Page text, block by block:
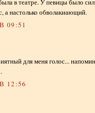
в театре. У певицы было
а настолько обволакиающий.
09:51
для меня голос...
12:56